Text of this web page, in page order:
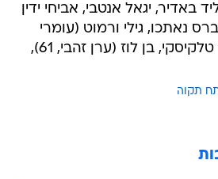
באדיר, יגאל אנטבי, אביחי ידין
בסט, 70), ביברס נאתכו, גילי ורמוט (עומרי
קנדה, 90), דמיטאר טלקיסקי, בן לוז (ערן זהבי, 61),
תקוה